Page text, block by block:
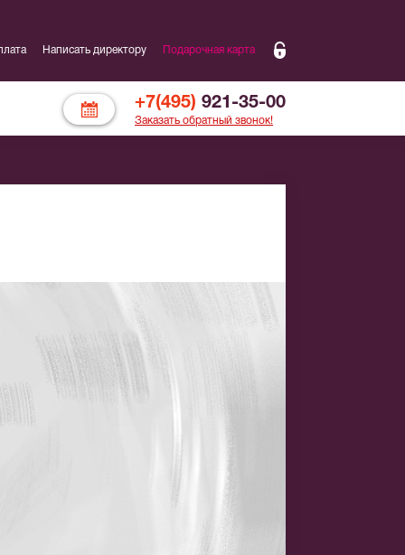
Написать директору Подарочная карта
+7(495) 921-35-00
Заказать обратный звонок!